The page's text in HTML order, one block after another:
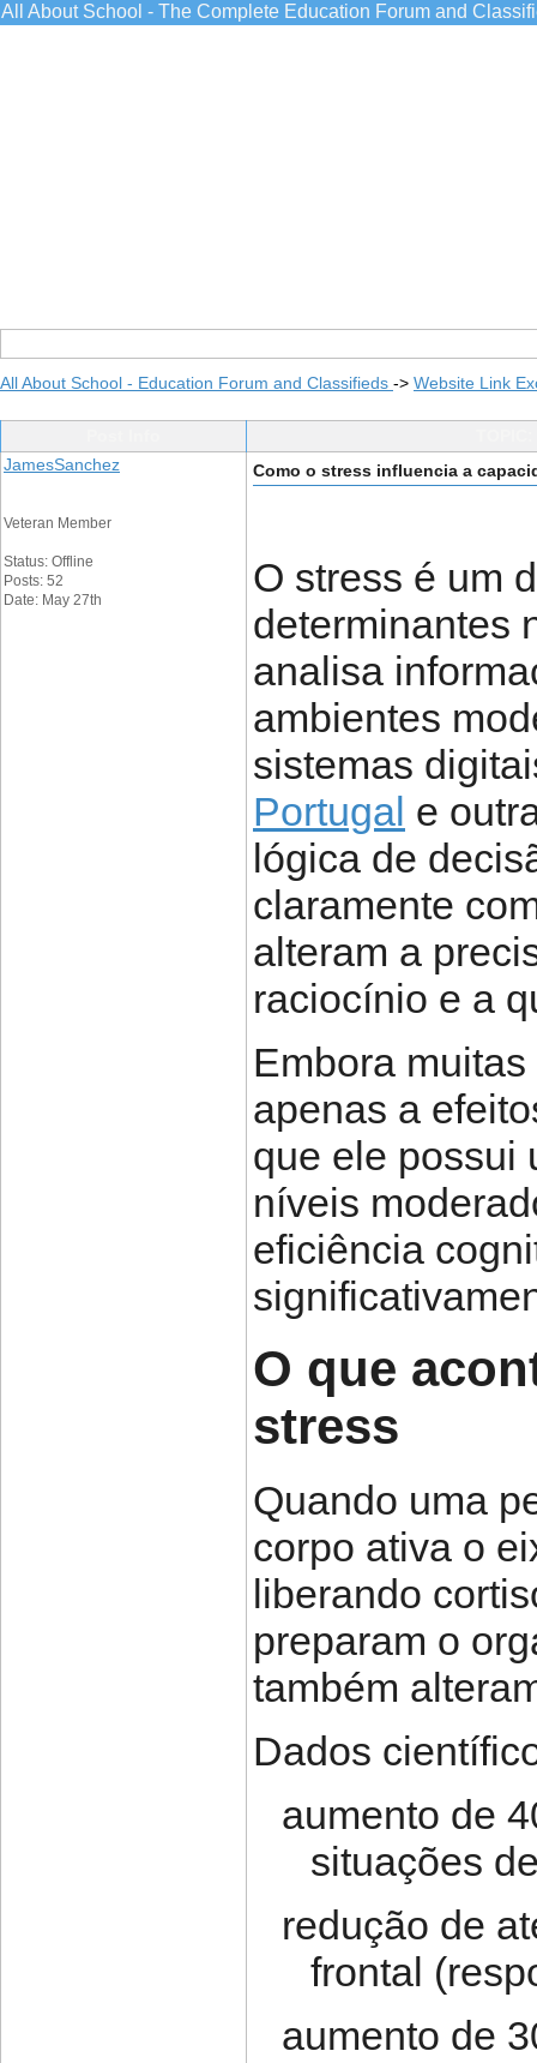
All About School - The Complete Education Forum and
All About School - Education Forum and Classifieds -> Website Link
JamesSanchez
Veteran Member
Status: Offline
Posts: 52
Date: May 27th
Como o stress influencia a
O stress é um
determinantes
analisa
ambientes
sistemas
Portugal e
lógica de
claramente
alteram a
raciocínio e a
Embora
apenas a
que ele possui
níveis
eficiência
O que
stress
Quando uma
corpo ativa o
liberando
preparam o
também
Dados
aumento de
situações
redução de
frontal
aumento de